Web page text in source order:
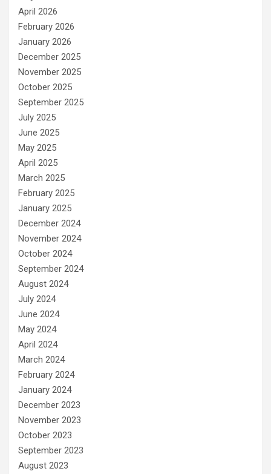
April 2026
February 2026
January 2026
December 2025
November 2025
October 2025
September 2025
July 2025
June 2025
May 2025
April 2025
March 2025
February 2025
January 2025
December 2024
November 2024
October 2024
September 2024
August 2024
July 2024
June 2024
May 2024
April 2024
March 2024
February 2024
January 2024
December 2023
November 2023
October 2023
September 2023
August 2023